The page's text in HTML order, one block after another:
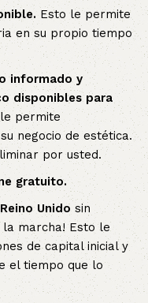
Esto le permite
en su propio tiempo
informado y
disponibles para
permite
negocio de estética.
por usted.
gratuito.
Unido sin
la marcha! Esto le
de capital inicial y
el tiempo que lo